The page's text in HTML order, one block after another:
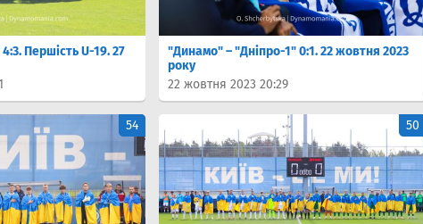
Першість U-19. 27
"Динамо" – "Дніпро-1" 0:1. 22 жовтня 2023
року
22 жовтня 2023 20:29
54 50